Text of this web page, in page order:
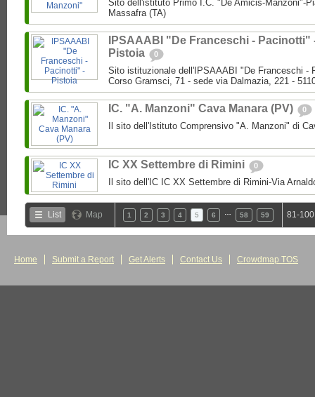
Sito dell'istituto Primo I.C. "De Amicis-Manzoni"-
Massafra (TA)
IPSAAABI "De Franceschi - Pacinotti"
Pistoia
0
Sito istituzionale dell'IPSAAABI "De Franceschi -
Corso Gramsci, 71 - sede via Dalmazia, 221 -
IC. "A. Manzoni" Cava Manara (PV) 0
Il sito dell'Istituto Comprensivo "A. Manzoni" di
IC XX Settembre di Rimini 0
Il sito dell'IC IC XX Settembre di Rimini-Via
List Map 1 2 3 4 5 6 58 59 81-
Home Submit a Report Get Alerts Contact Us Crowdmap TOS